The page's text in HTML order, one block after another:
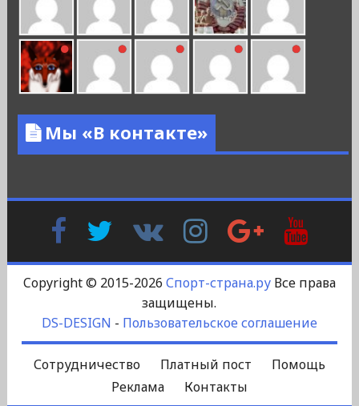
Мы «В контакте»
FacebookTwitter
Контакте
InstagramGoogle
Plus
Copyright © 2015-2026 Спорт-страна.руВсе права
защищены.
DS-DESIGN - Пользовательское соглашение
Сотрудничество Платный пост
Помощь
Реклама
Контакты